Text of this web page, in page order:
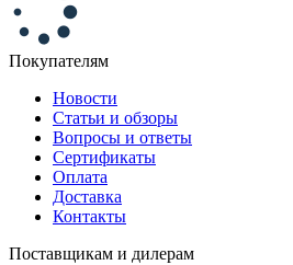
Покупателям
Новости
Статьи и обзоры
Вопросы и ответы
Сертификаты
Оплата
Доставка
Контакты
Поставщикам и дилерам